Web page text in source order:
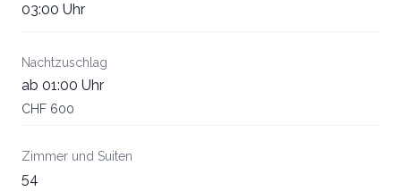
03:00 Uhr
Nachtzuschlag
ab 01:00 Uhr
CHF 600
Zimmer und Suiten
54